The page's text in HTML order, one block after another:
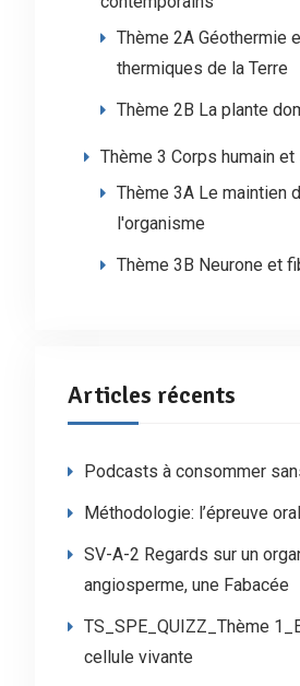
Thème 2A Géothermie
thermiques de la Terre
Thème 2B La plante
Thème 3 Corps humain et
Thème 3A Le maintien
l'organisme
Thème 3B Neurone et
Articles récents
Podcasts à consommer
Méthodologie: l’épreuve
SV-A-2 Regards sur un
angiosperme, une Fabacée
TS_SPE_QUIZZ_Thème
cellule vivante